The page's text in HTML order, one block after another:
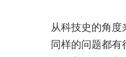
从科技史的角度
同样的问题都